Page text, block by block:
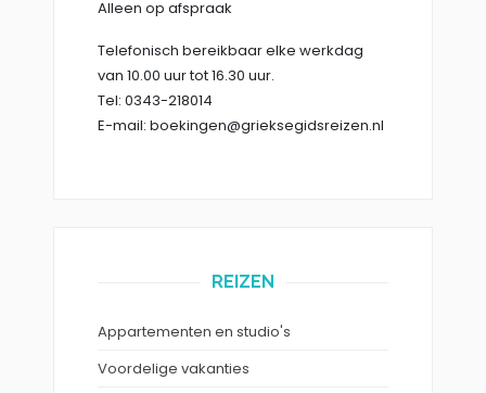
Alleen op afspraak
Telefonisch bereikbaar elke werkdag
van 10.00 uur tot 16.30 uur.
Tel: 0343-218014
E-mail: boekingen@grieksegidsreizen.nl
REIZEN
Appartementen en studio's
Voordelige vakanties